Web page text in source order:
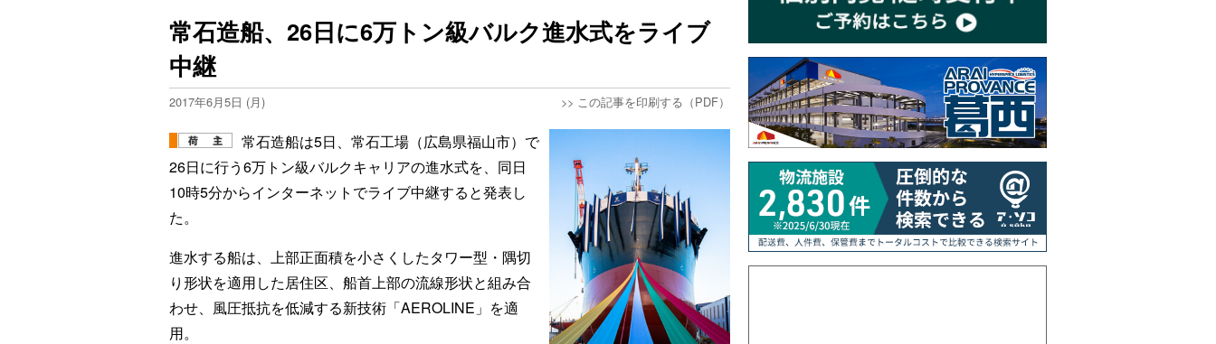
常石造船、26日に6万トン級バルク進水式をライブ
中継
2017年6月5日 (月) >> この記事を印刷する（PDF）
常石造船は5日、常石工場（広島県福山市）で
26日に行う6万トン級バルクキャリアの進水式を、同日
10時5分からインターネットでライブ中継すると発表し
た。
進水する船は、上部正面積を小さくしたタワー型・隅切
り形状を適用した居住区、船首上部の流線形状と組み合
わせ、風圧抵抗を低減する新技術「AEROLINE」を適
用。